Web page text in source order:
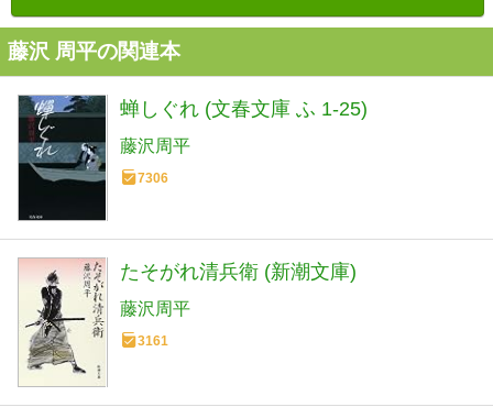
藤沢 周平の関連本
蝉しぐれ (文春文庫 ふ 1-25)
藤沢周平
7306
たそがれ清兵衛 (新潮文庫)
藤沢周平
3161